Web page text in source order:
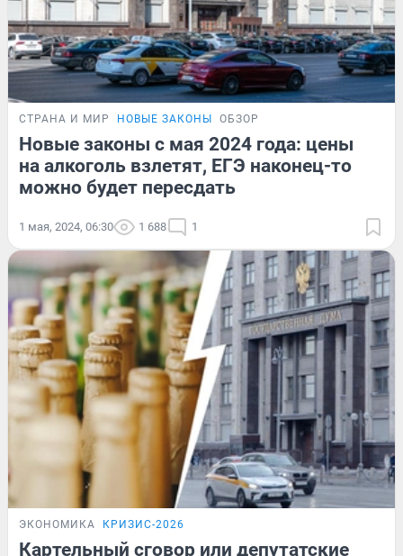
СТРАНА И МИР НОВЫЕ ЗАКОНЫ ОБЗОР
Новые законы с мая 2024 года: цены
на алкоголь взлетят, ЕГЭ наконец-то
можно будет пересдать
1 мая, 2024, 06:30 1 688 1
ЭКОНОМИКА КРИЗИС-2026
Картельный сговор или депутатские